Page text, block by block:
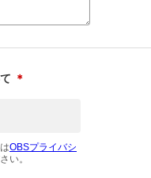
＊
OBSプライバシ
い。